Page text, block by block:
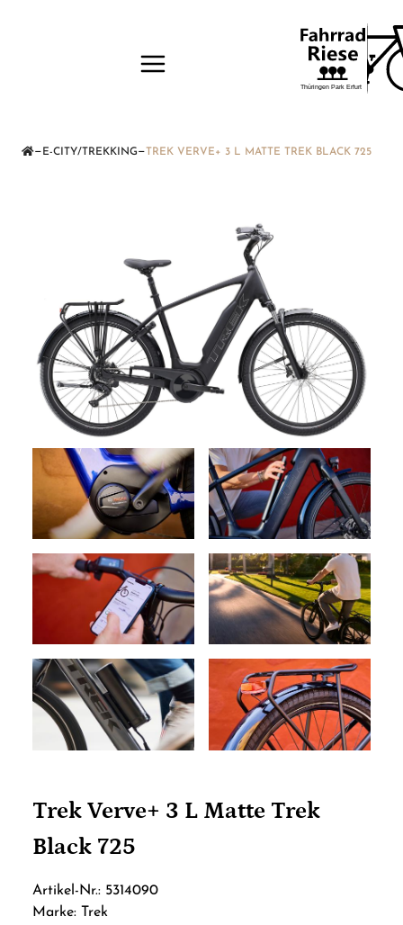
— E-CITY/TREKKING—TREK VERVE+ 3 L MATTE TREK BLACK 725
Trek Verve+ 3 L Matte Trek
Black 725
Artikel-Nr.: 5314090
Marke: Trek